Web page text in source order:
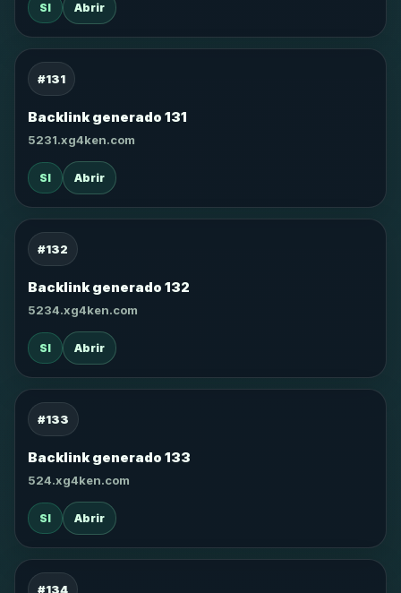
SI Abrir
#131
Backlink generado 131
5231.xg4ken.com
SI Abrir
#132
Backlink generado 132
5234.xg4ken.com
SI Abrir
#133
Backlink generado 133
524.xg4ken.com
SI Abrir
#134